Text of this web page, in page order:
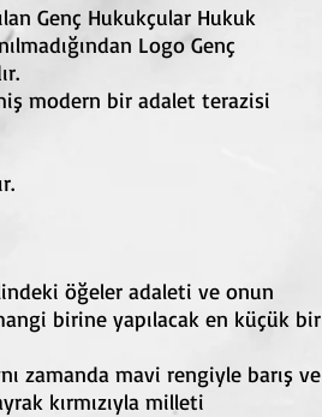
Genç Hukukçular Hukuk
Logo Genç
modern bir adalet terazisi
öğeler adaleti ve onun
birine yapılacak en küçük bir
zamanda mavi rengiyle barış ve
kırmızıyla milleti